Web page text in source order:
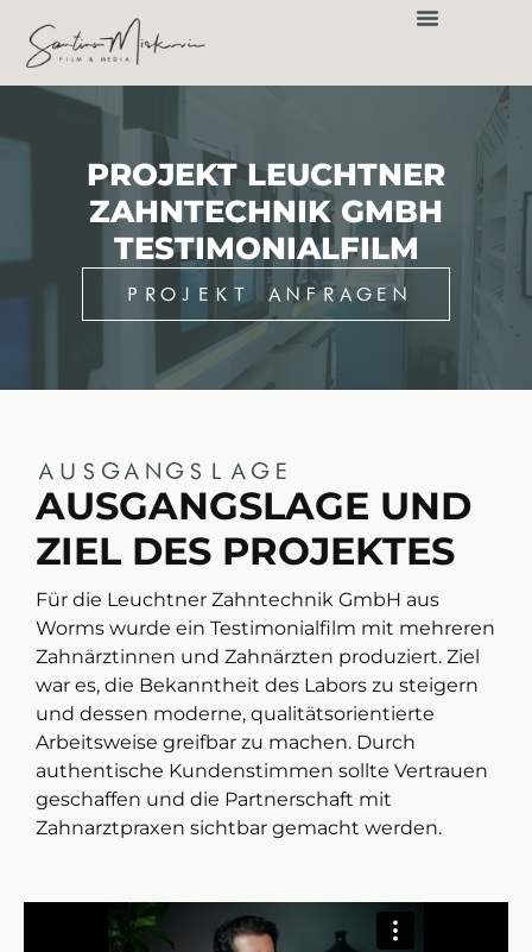
springen
PROJEKT LEUCHTNER
ZAHNTECHNIK GMBH
TESTIMONIALFILM
PROJEKT ANFRAGEN
AUSGANGSLAGE
AUSGANGSLAGE UND
ZIEL DES PROJEKTES
Für die Leuchtner Zahntechnik GmbH aus
Worms wurde ein Testimonialfilm mit mehreren
Zahnärztinnen und Zahnärzten produziert. Ziel
war es, die Bekanntheit des Labors zu steigern
und dessen moderne, qualitätsorientierte
Arbeitsweise greifbar zu machen. Durch
authentische Kundenstimmen sollte Vertrauen
geschaffen und die Partnerschaft mit
Zahnarztpraxen sichtbar gemacht werden.